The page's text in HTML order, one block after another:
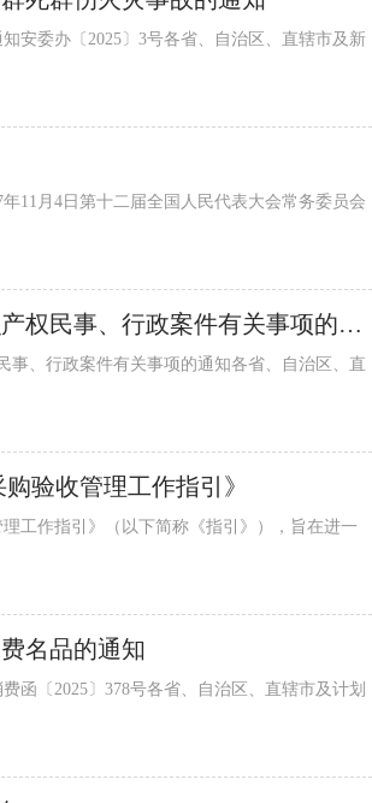
安委办〔2025〕3号各省、自治区、直辖市及新
11月4日第十二届全国人民代表大会常务委员会
最高人民法院关于印发基层人民法院管辖第一审知识产权民事、行政案件有关事项的通知
事、行政案件有关事项的通知各省、自治区、直
验收管理工作指引》
作指引》（以下简称《指引》），旨在进一
名品的通知
函〔2025〕378号各省、自治区、直辖市及计划